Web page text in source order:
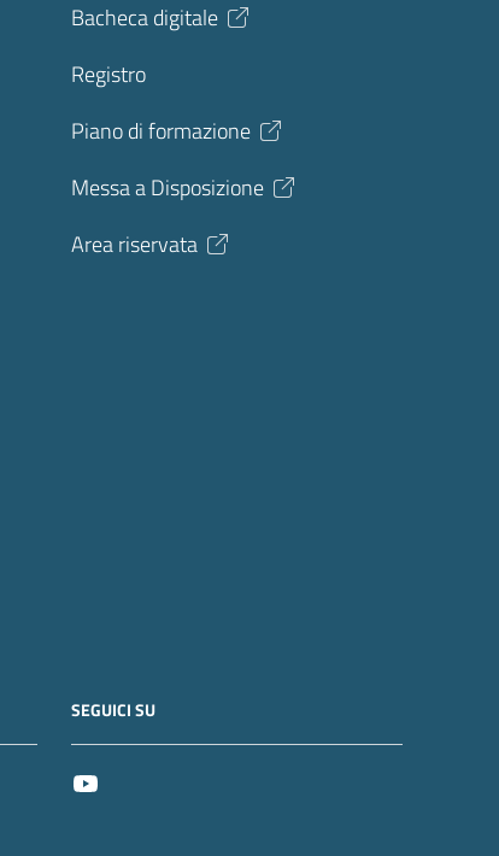
Bacheca digitale
Registro
Piano di formazione
Messa a Disposizione
Area riservata
SEGUICI SU